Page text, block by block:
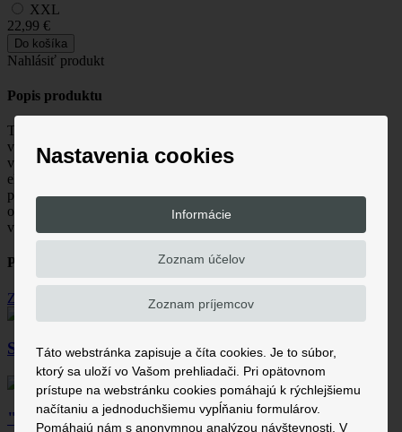
XXL
22,99 €
Do košíka
Nahlásiť produkt
Popis produktu
Tričko Malfini Single Jersey je vyrobené z kvalitnej bavlny s ľahko
vypasovaným strihom a bočnými švami pre moderný a pohodlný
vzhľad. Má úzký lem priekrčníku z rebrového úpletu 1:1 s 5 %
elastanu pre dokonalý a pohodlný fit. Ramenné švy sú zpevnené
páskou a tričko je ošetrené silikonovou úpravou, ktorá zvyšuje
odolnosť a tvarovú stabilitu. Je vhodné pre rôzne príležitosti a má
vkusný a moderný dizajn.
Podobné produkty
Zobraziť viac
Simple design logo
24,00 €
"STUPIDO" Just think
Nastavenia cookies
Informácie
Zoznam účelov
Zoznam príjemcov
Táto webstránka zapisuje a číta cookies. Je to súbor,
ktorý sa uloží vo Vašom prehliadači. Pri opätovnom
prístupe na webstránku cookies pomáhajú k rýchlejšiemu
načítaniu a jednoduchšiemu vypĺňaniu formulárov.
Pomáhajú nám s anonymnou analýzou návštevnosti. V